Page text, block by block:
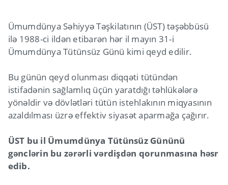
Ümumdünya Səhiyyə Təşkilatının (ÜST) təşəbbüsü
ilə 1988-ci ildən etibarən hər il mayın 31-i
Ümumdünya Tütünsüz Günü kimi qeyd edilir.
Bu günün qeyd olunması diqqəti tütündən
istifadənin sağlamlıq üçün yaratdığı təhlükələrə
yönəldir və dövlətləri tütün istehlakının miqyasının
azaldılması üzrə effektiv siyasət aparmağa çağırır.
ÜST bu il Ümumdünya Tütünsüz Gününü
gənclərin bu zərərli vərdişdən qorunmasına həsr
edib.